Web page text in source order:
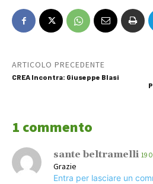
ARTICOLO PRECEDENTE
CREA Incontra: Giuseppe Blasi
1 commento
sante beltramelli 19
Grazie
Entra per lasciare un